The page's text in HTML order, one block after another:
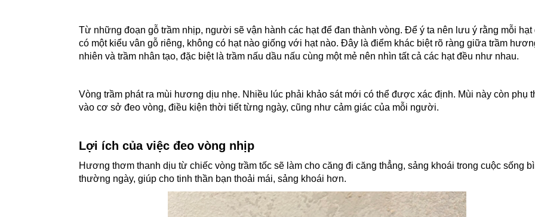
Từ những đoạn gỗ trầm nhịp, người sẽ vận hành các hạt để đan thành vòng. Để ý ta nên lưu ý rằng mỗi hạt
có một kiểu vân gỗ riêng, không có hạt nào giống với hạt nào. Đây là điểm khác biệt rõ ràng giữa trầm
nhiên và trầm nhân tạo, đặc biệt là trầm nấu dầu nấu cùng một mẻ nên nhìn tất cả các hạt đều như nhau.
Vòng trầm phát ra mùi hương dịu nhẹ. Nhiều lúc phải khảo sát mới có thể được xác định. Mùi này còn phụ
vào cơ sở đeo vòng, điều kiện thời tiết từng ngày, cũng như cảm giác của mỗi người.
Lợi ích của việc đeo vòng nhịp
Hương thơm thanh dịu từ chiếc vòng trầm tốc sẽ làm cho căng đi căng thẳng, sảng khoái trong cuộc sống
thường ngày, giúp cho tinh thần bạn thoải mái, sảng khoái hơn.